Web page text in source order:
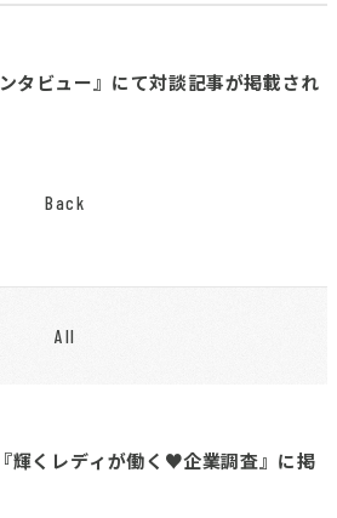
タビュー』にて対談記事が掲載され
Back
All
輝くレディが働く♥企業調査』に掲